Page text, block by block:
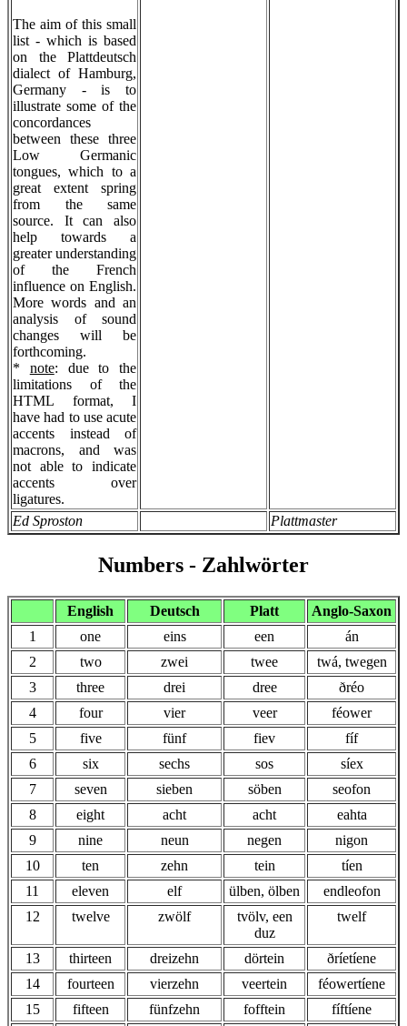
The aim of this small
list - which is based
on the Plattdeutsch
dialect of Hamburg,
Germany - is to
illustrate some of the
concordances
between these three
Low Germanic
tongues, which to a
great extent spring
from the same
source. It can also
help towards a
greater understanding
of the French
influence on English.
More words and an
analysis of sound
changes will be
forthcoming.
* note: due to the
limitations of the
HTML format, I
have had to use acute
accents instead of
macrons, and was
not able to indicate
accents over
ligatures.
Ed Sproston Plattmaster
Numbers - Zahlwörter
English Deutsch Platt
Anglo-Saxon
1
one eins een
án
2
two zwei twee
twá, twegen
3
three drei dree
ðréo
4
four vier veer
féower
5
five fünf fiev
fíf
6
six sechs sos
síex
7
seven sieben söben
seofon
8
eight acht acht
eahta
9
nine neun negen
nigon
10
ten zehn tein
tíen
11
eleven elf ülben, ölben
endleofon
12
twelve zwölf
tvölv, een
duz
twelf
13 thirteen dreizehn dörtein
ðríetíene
14
fourteen vierzehn veertein
féowertíene
15
fifteen fünfzehn fofftein fíftíene